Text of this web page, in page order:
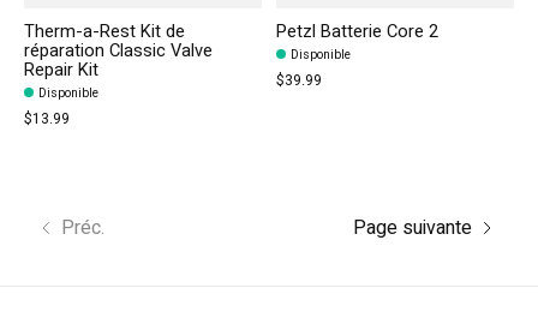
Therm-a-Rest Kit de
réparation Classic Valve
Repair Kit
Disponible
$13.99
Petzl Batterie Core 2
Disponible
$39.99
Préc. Page suivante